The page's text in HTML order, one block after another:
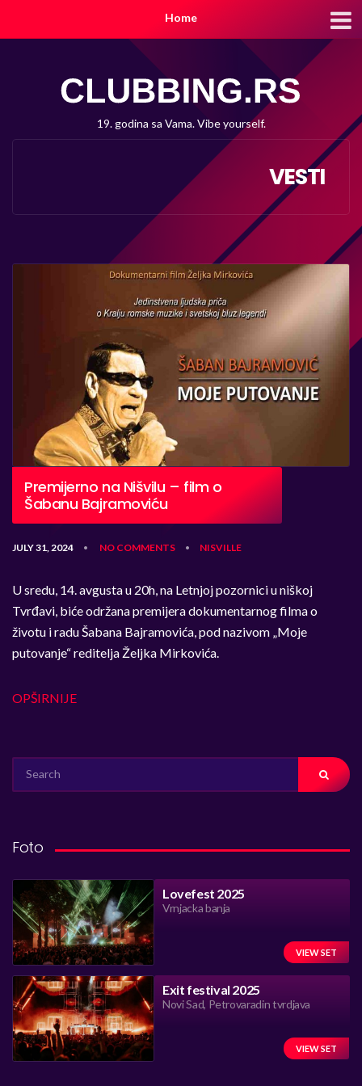
Home
19. godina sa Vama. Vibe yourself.
VESTI
Premijerno na Nišvilu – film o
Šabanu Bajramoviću
JULY 31, 2024 • NO COMMENTS • NISVILLE
U sredu, 14. avgusta u 20h, na Letnjoj pozornici u niškoj
Tvrđavi, biće održana premijera dokumentarnog filma o
životu i radu Šabana Bajramovića, pod nazivom „Moje
putovanje“ reditelja Željka Mirkovića.
OPŠIRNIJE
FOR:
Foto
Lovefest 2025
Vrnjacka banja
VIEW SET
Exit festival 2025
Novi Sad, Petrovaradin tvrdjava
VIEW SET